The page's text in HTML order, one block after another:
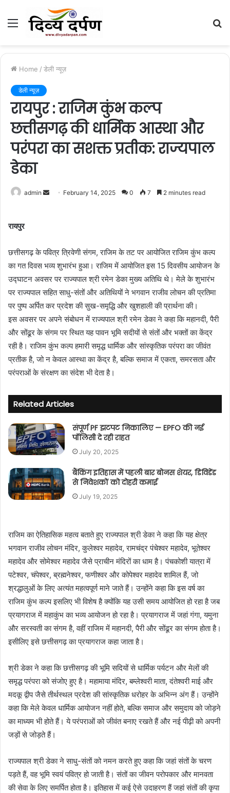
Menu
Home / डेली न्यूज़
डेली न्यूज़
रायपुर : राजिम कुंभ कल्प
छत्तीसगढ़ की धार्मिक आस्था और
परंपरा का सशक्त प्रतीक: राज्यपाल
डेका
admin
n
e
m
a
i
l
February 14, 2025 0 7 2 minutes read
रायपुर
छत्तीसगढ़ के पवित्र त्रिवेणी संगम, राजिम के तट पर आयोजित राजिम कुंभ कल्प
का गत दिवस भव्य शुभारंभ हुआ। राजिम में आयोजित इस 15 दिवसीय आयोजन के
उद्घाटन अवसर पर राज्यपाल श्री रमेन डेका मुख्य अतिथि थे। मेले के शुभारंभ
पर राज्यपाल सहित साधु-संतों और अतिथियों ने भगवान राजीव लोचन की प्रतिमा
पर पुष्प अर्पित कर प्रदेश की सुख-समृद्धि और खुशहाली की प्रार्थना की।
इस अवसर पर अपने संबोधन में राज्यपाल श्री रमेन डेका ने कहा कि महानदी, पैरी
और सोंढूर के संगम पर स्थित यह पावन भूमि सदीयों से संतों और भक्तों का केंद्र
रही है। राजिम कुंभ कल्प हमारी समृद्ध धार्मिक और सांस्कृतिक परंपरा का जीवंत
प्रतीक है, जो न केवल आस्था का केंद्र है, बल्कि समाज में एकता, समरसता और
परंपराओं के संरक्षण का संदेश भी देता है।
Related Articles
संपूर्ण PF झटपट निकालिए — EPFO की नई
पॉलिसी दे रही राहत
July 20, 2025
बैंकिंग इतिहास में पहली बार बोनस शेयर, डिविडेंड
से निवेशकों को दोहरी कमाई
July 19, 2025
राजिम का ऐतिहासिक महत्व बताते हुए राज्यपाल श्री डेका ने कहा कि यह क्षेत्र
भगवान राजीव लोचन मंदिर, कुलेश्वर महादेव, रामचंद्र पंचेश्वर महादेव, भूतेश्वर
महादेव और सोमेश्वर महादेव जैसे प्राचीन मंदिरों का धाम है। पंचकोशी यात्रा में
पटेश्वर, चंपेश्वर, ब्रह्मनेश्वर, फणीश्वर और कोपेश्वर महादेव शामिल हैं, जो
श्रद्धालुओं के लिए अत्यंत महत्वपूर्ण माने जाते हैं। उन्होंने कहा कि इस वर्ष का
राजिम कुंभ कल्प इसलिए भी विशेष है क्योंकि यह उसी समय आयोजित हो रहा है जब
प्रयागराज में महाकुंभ का भव्य आयोजन हो रहा है। प्रयागराज में जहां गंगा, यमुना
और सरस्वती का संगम है, वहीं राजिम में महानदी, पैरी और सोंढूर का संगम होता है।
इसीलिए इसे छत्तीसगढ़ का प्रयागराज कहा जाता है।
श्री डेका ने कहा कि छत्तीसगढ़ की भूमि सदियों से धार्मिक पर्यटन और मेलों की
समृद्ध परंपरा को संजोए हुए है। महामाया मंदिर, बम्लेश्वरी माता, दंतेश्वरी माई और
मदकू द्वीप जैसे तीर्थस्थल प्रदेश की सांस्कृतिक धरोहर के अभिन्न अंग हैं। उन्होंने
कहा कि मेले केवल धार्मिक आयोजन नहीं होते, बल्कि समाज और समुदाय को जोड़ने
का माध्यम भी होते हैं। ये परंपराओं को जीवंत बनाए रखते हैं और नई पीढ़ी को अपनी
जड़ों से जोड़ते हैं।
राज्यपाल श्री डेका ने साधु-संतों को नमन करते हुए कहा कि जहां संतों के चरण
पड़ते हैं, वह भूमि स्वयं पवित्र हो जाती है। संतों का जीवन परोपकार और मानवता
की सेवा के लिए समर्पित होता है। इतिहास में कई ऐसे उदाहरण हैं जहां संतों की कृपा